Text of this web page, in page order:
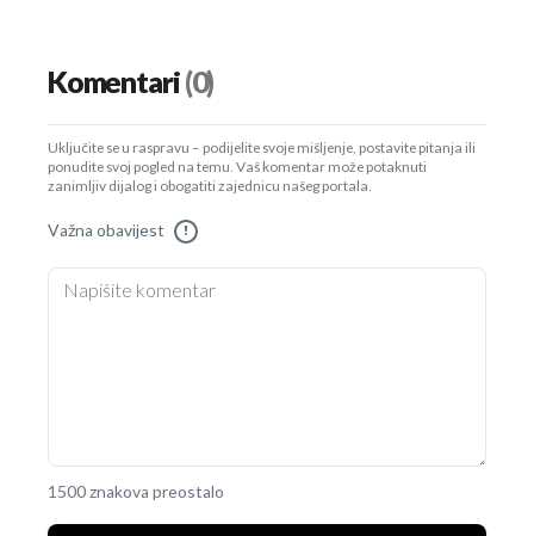
Komentari(0)
Uključite se u raspravu – podijelite svoje mišljenje, postavite pitanja ili
ponudite svoj pogled na temu. Vaš komentar može potaknuti
zanimljiv dijalog i obogatiti zajednicu našeg portala.
Važna obavijest !
1500 znakova preostalo